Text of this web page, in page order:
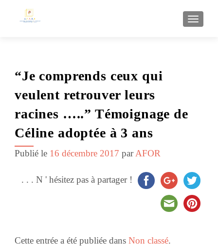
“Je comprends ceux qui
veulent retrouver leurs
racines …..” Témoignage de
Céline adoptée à 3 ans
Publié le 16 décembre 2017 parAFOR
. . . N ' hésitez pas à partager !
Cette entrée a été publiée dans Non classé.